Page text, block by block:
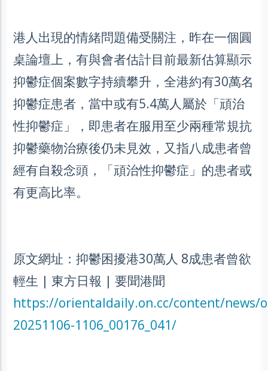
港人出現的情緒問題備受關注，昨在一個圓
桌論壇上，有與會者估計目前最新估算顯示
抑鬱症個案數字持續攀升，全港約有30萬名
抑鬱症患者，當中或有5.4萬人屬於「頑治
性抑鬱症」，即患者在服用至少兩種常規抗
抑鬱藥物治療後仍未見效，又指八成患者曾
經有自殺念頭，「頑治性抑鬱症」的患者或
有更高比率。
原文網址：抑鬱困擾港30萬人 8成患者曾欲
輕生 | 東方日報 | 要聞港聞
https://orientaldaily.on.cc/content/news/
20251106-1106_00176_041/